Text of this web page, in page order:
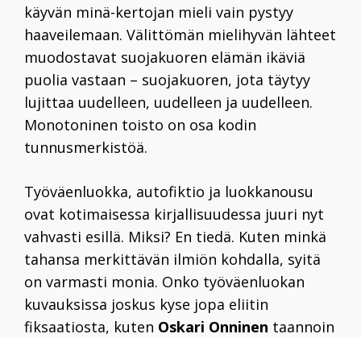
käyvän minä-kertojan mieli vain pystyy
haaveilemaan. Välittömän mielihyvän lähteet
muodostavat suojakuoren elämän ikäviä
puolia vastaan – suojakuoren, jota täytyy
lujittaa uudelleen, uudelleen ja uudelleen.
Monotoninen toisto on osa kodin
tunnusmerkistöä.
Työväenluokka, autofiktio ja luokkanousu
ovat kotimaisessa kirjallisuudessa juuri nyt
vahvasti esillä. Miksi? En tiedä. Kuten minkä
tahansa merkittävän ilmiön kohdalla, syitä
on varmasti monia. Onko työväenluokan
kuvauksissa joskus kyse jopa eliitin
fiksaatiosta, kuten Oskari Onninen taannoin